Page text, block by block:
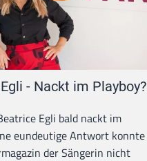
- Nackt im Playboy?
Egli bald nackt im
eundeutige Antwort konnte
der Sängerin nicht